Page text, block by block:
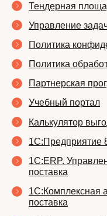
Тендерная
Управление
Политика
Политика
Партнерская
Учебный портал
Калькулятор
1С:Предприятие
1С:ERP.
поставка
1С:Комплексная
поставка